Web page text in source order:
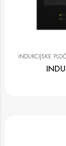
INDUKCIJSKE